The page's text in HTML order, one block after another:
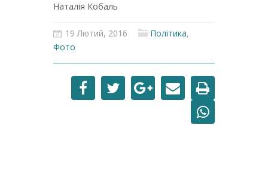
Наталія Кобаль
19 Лютий, 2016 Політика,
Фото